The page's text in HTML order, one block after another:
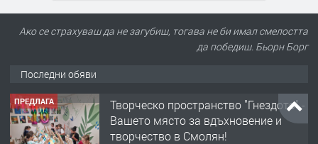
Ако се страхуваш да не загубиш, тогава не би имал смелостта
да победиш. Бьорн Борг
Последни обяви
ПРЕДЛАГА
Творческо пространство "Гнездото" -
Вашето място за вдъхновение и
творчество в Смолян!